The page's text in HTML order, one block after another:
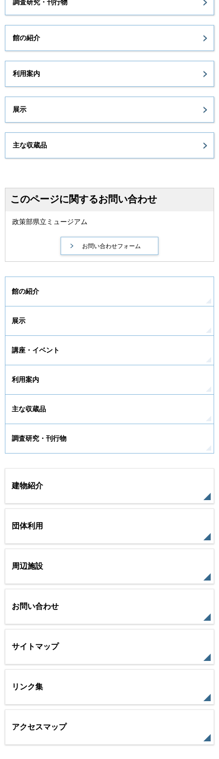
調査研究・刊行物
館の紹介
利用案内
展示
主な収蔵品
このページに関するお問い合わせ
政策部県立ミュージアム
館の紹介
展示
講座・イベント
利用案内
主な収蔵品
調査研究・刊行物
建物紹介
団体利用
周辺施設
お問い合わせ
サイトマップ
リンク集
アクセスマップ